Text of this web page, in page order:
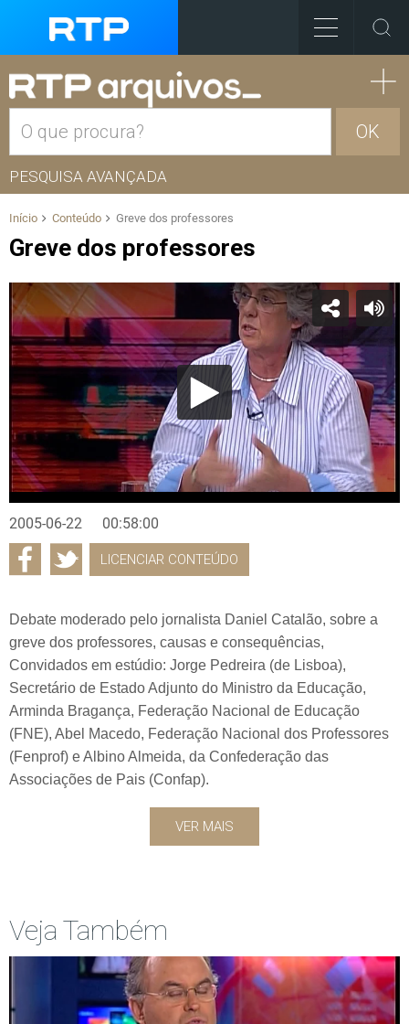
OK
PESQUISA AVANÇADA
Início Conteúdo Greve dos professores
Greve dos professores
2005-06-22 00:58:00
LICENCIAR CONTEÚDO
Debate moderado pelo jornalista Daniel Catalão, sobre a
greve dos professores, causas e consequências,
Convidados em estúdio: Jorge Pedreira (de Lisboa),
Secretário de Estado Adjunto do Ministro da Educação,
Arminda Bragança, Federação Nacional de Educação
(FNE), Abel Macedo, Federação Nacional dos Professores
(Fenprof) e Albino Almeida, da Confederação das
Associações de Pais (Confap).
VER MAIS
Veja Também